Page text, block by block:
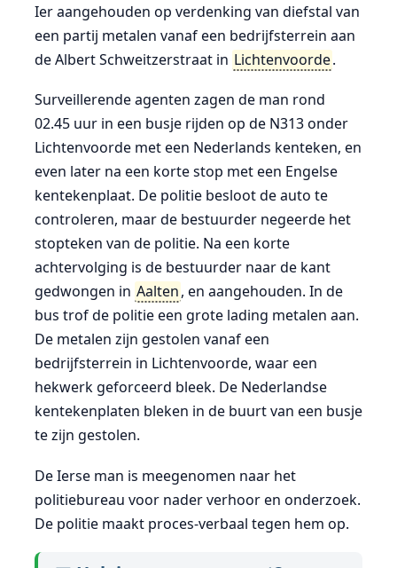
Ier aangehouden op verdenking van diefstal van
een partij metalen vanaf een bedrijfsterrein aan
de Albert Schweitzerstraat in Lichtenvoorde.
Surveillerende agenten zagen de man rond
02.45 uur in een busje rijden op de N313 onder
Lichtenvoorde met een Nederlands kenteken, en
even later na een korte stop met een Engelse
kentekenplaat. De politie besloot de auto te
controleren, maar de bestuurder negeerde het
stopteken van de politie. Na een korte
achtervolging is de bestuurder naar de kant
gedwongen in Aalten, en aangehouden. In de
bus trof de politie een grote lading metalen aan.
De metalen zijn gestolen vanaf een
bedrijfsterrein in Lichtenvoorde, waar een
hekwerk geforceerd bleek. De Nederlandse
kentekenplaten bleken in de buurt van een busje
te zijn gestolen.
De Ierse man is meegenomen naar het
politiebureau voor nader verhoor en onderzoek.
De politie maakt proces-verbaal tegen hem op.